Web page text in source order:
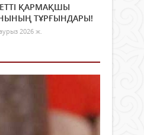
ҚАРМАҚШЫ
ТҰРҒЫНДАРЫ!
2026 ж.